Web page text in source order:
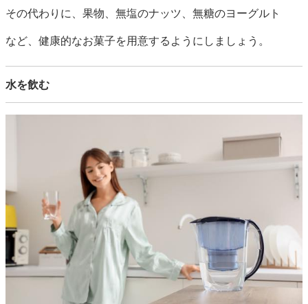
その代わりに、果物、無塩のナッツ、無糖のヨーグルト
など、健康的なお菓子を用意するようにしましょう。
水を飲む